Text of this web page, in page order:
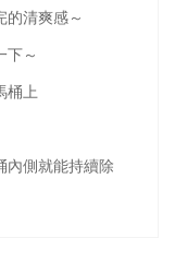
清爽感～
下～
桶上
內側就能持續除